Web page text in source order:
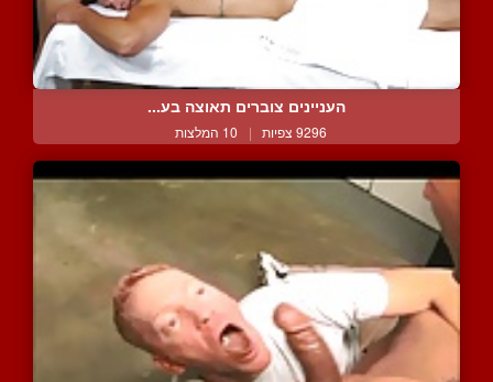
העניינים צוברים תאוצה בע...
9296 צפיות | 10 המלצות